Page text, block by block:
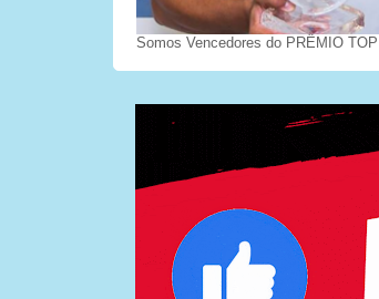
Somos Vencedores do PRÊMIO